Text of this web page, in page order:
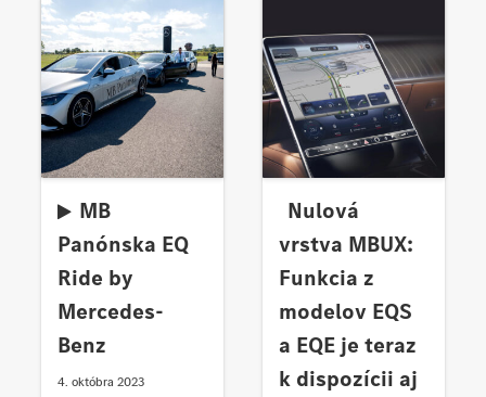
MB
Panónska EQ
Ride by
Mercedes-
Benz
4. októbra 2023
Nulová
vrstva MBUX:
Funkcia z
modelov EQS
a EQE je teraz
k dispozícii aj